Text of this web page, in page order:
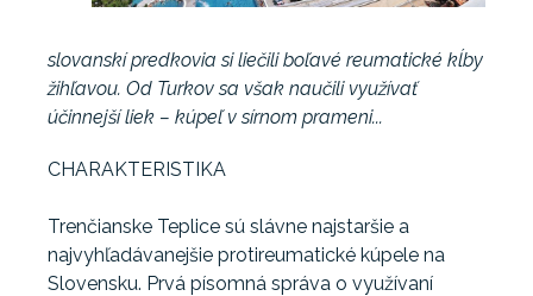
slovanskí predkovia si liečili boľavé reumatické kĺby
žihľavou. Od Turkov sa však naučili využívať
účinnejší liek – kúpeľ v sírnom prameni...
CHARAKTERISTIKA
Trenčianske Teplice sú slávne najstaršie a
najvyhľadávanejšie protireumatické kúpele na
Slovensku. Prvá písomná správa o využívaní